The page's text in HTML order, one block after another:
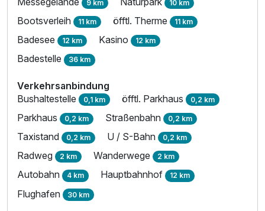
Für 5 Tage p.P. ab
Suite/n
2 Erwachsene
9 km 10 km
Bootsverleih 11 km öfftl. Therme 11 km
Badesee 12 km Kasino 12 km
Badestelle 36 km
Verkehrsanbindung
Bushaltestelle 0,1 km öfftl. Parkhaus 0,2 km
Parkhaus 0,2 km Straßenbahn 0,2 km
Taxistand 0,2 km U / S-Bahn 0,2 km
Radweg 2 km Wanderwege 2 km
Autobahn 4 km Hauptbahnhof 12 km
Flughafen 30 km